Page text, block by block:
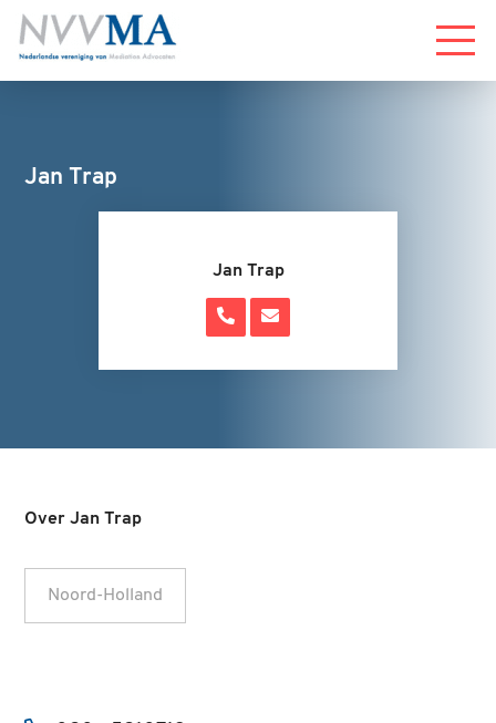
Menu
Jan Trap
Jan Trap
Over Jan Trap
Noord-Holland